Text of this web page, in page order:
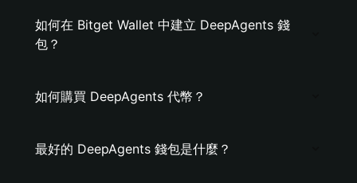
如何在 Bitget Wallet 中建立 DeepAgents 錢
包？
如何購買 DeepAgents 代幣？
最好的 DeepAgents 錢包是什麼？